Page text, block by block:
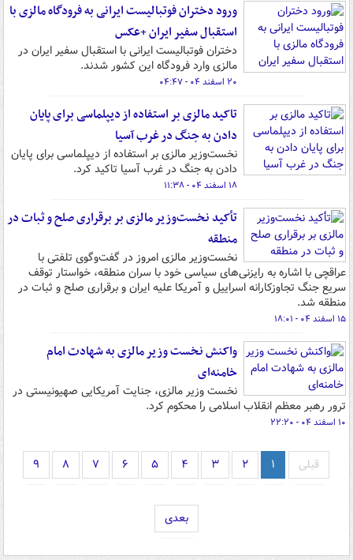
ورود دختران فوتبالیست ایرانی به فرودگاه مالزی با
استقبال سفیر ایران +عکس
دختران فوتبالیست ایرانی با استقبال سفیر ایران در
مالزی وارد فرودگاه این‌ کشور شدند.
۲۰ اسفند ۰۴ - ۰۴:۴۷
تاکید مالزی بر استفاده از دیپلماسی برای پایان
دادن به جنگ در غرب آسیا
نخست‌وزیر مالزی بر استفاده از دیپلماسی برای پایان
دادن به جنگ در غرب آسیا تاکید کرد.
۱۸ اسفند ۰۴ - ۱۱:۳۸
تأکید نخست‌وزیر مالزی بر برقراری صلح و ثبات در
منطقه
نخست‌وزیر مالزی امروز در گفت‌وگوی تلفتی با
عراقچی با اشاره به رایزنی‌های سیاسی خود با سران منطقه، خواستار توقف
سریع جنگ تجاوزکارانه اسراییل و آمریکا علیه ایران و برقراری صلح و ثبات در
منطقه شد.
۱۵ اسفند ۰۴ - ۱۸:۰۱
واکنش نخست وزیر مالزی به شهادت امام
خامنه‌ای
نخست وزیر مالزی، جنایت آمریکایی صهیونیستی در
ترور رهبر معظم انقلاب اسلامی را محکوم کرد.
۱۰ اسفند ۰۴ - ۲۲:۲۰
قبلی ۱ ۲ ۳ ۴ ۵ ۶ ۷ ۸ ۹
بعدی